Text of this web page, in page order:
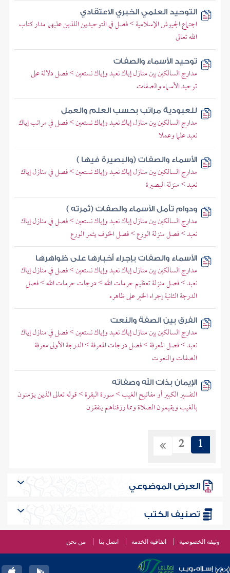
التوحيد العلمي الخبري الاعتقادي
اجتماع الجيوش الإسلامية > فصل في التوحيدين اللذين عليهما مدار كتاب
الله تعالى
توحيد الأسماء والصفات
مدارج السالكين بين منازل إياك نعبد وإياك نستعين > فصل دلالة على
توحيد الأسماء والصفات
للعبودية مراتب بحسب العلم والعمل
مدارج السالكين بين منازل إياك نعبد وإياك نستعين > فصل في مراتب إياك
نعبد علما وعملا
الأسماء والصفات (والبصيرة فيها )
مدارج السالكين بين منازل إياك نعبد وإياك نستعين > فصل في منازل إياك
نعبد > منزلة البصيرة
ودوام تأمل الأسماء والصفات (ثمرته )
مدارج السالكين بين منازل إياك نعبد وإياك نستعين > فصل في منازل إياك
نعبد > فصل منزلة الورع > فصل الخوف يثمر الورع
الأسماء والصفات بإجراء أخبارها على ظواهرها
مدارج السالكين بين منازل إياك نعبد وإياك نستعين > فصل في منازل إياك
نعبد > فصل منزلة تعظيم حرمات الله > درجات حرمات الله > فصل
الدرجة الثانية إجراء الخبر على ظاهره
الفرق بين الصفة والنعت
مدارج السالكين بين منازل إياك نعبد وإياك نستعين > فصل في منازل إياك
نعبد > فصل المعرفة > فصل درجات المعرفة > الدرجة الأولى معرفة
الصفات والنعوت
الإيمان بذات الله وصفاته
التفسير الكبير أو مفاتيح الغيب > سورة البقرة > قوله تعالى الذين يؤمنون
بالغيب ويقيمون الصلاة ومما رزقناهم ينفقون
1
2
العرض الموضوعي
تصنيف الكتب
وثيقة الخصوصية اتفاقية الخدمة اتصل بنا من نحن